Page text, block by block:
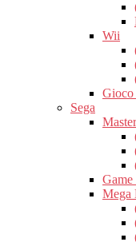
Wii
Gioco
Sega
Mega